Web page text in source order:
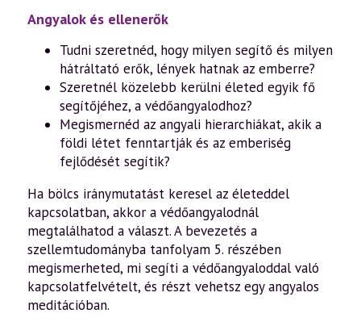
Angyalok és ellenerők
Tudni szeretnéd, hogy milyen segítő és milyen
hátráltató erők, lények hatnak az emberre?
Szeretnél közelebb kerülni életed egyik fő
segítőjéhez, a védőangyalodhoz?
Megismernéd az angyali hierarchiákat, akik a
földi létet fenntartják és az emberiség
fejlődését segítik?
Ha bölcs iránymutatást keresel az életeddel
kapcsolatban, akkor a védőangyalodnál
megtalálhatod a választ. A bevezetés a
szellemtudományba tanfolyam 5. részében
megismerheted, mi segíti a védőangyaloddal való
kapcsolatfelvételt, és részt vehetsz egy angyalos
meditációban.